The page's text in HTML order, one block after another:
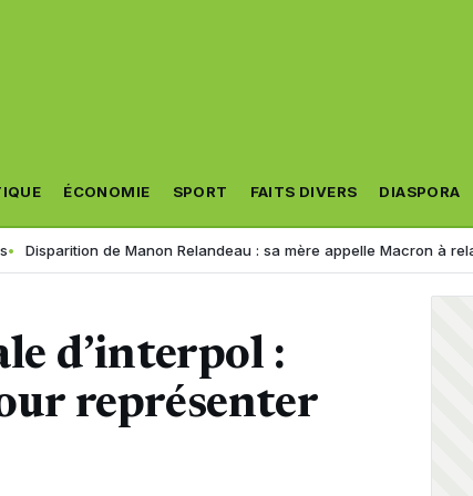
ÉCONOMIE SPORT FAITS DIVERS DIASPORA
de Manon Relandeau : sa mère appelle Macron à relancer
d’interpol :
représenter